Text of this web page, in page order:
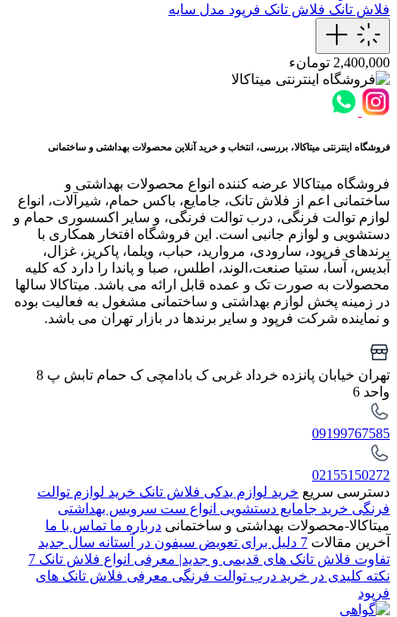
فلاش تانک فلاش تانک فرپود مدل سایه
2,400,000 تومانء
فروشگاه اینترنتی میتاکالا، بررسی، انتخاب و خرید آنلاین محصولات بهداشتی و ساختمانی
فروشگاه میتاکالا عرضه کننده انواع محصولات بهداشتی و
ساختمانی اعم از فلاش تانک، جامایع، باکس حمام، شیرآلات، انواع
لوازم توالت فرنگی، درب توالت فرنگی، و سایر اکسسوری حمام و
دستشویی و لوازم جانبی است. این فروشگاه افتخار همکاری با
برندهای فرپود، سارودی، مروارید، حباب، ویلما، پاکریز، غزال،
آبدیس، آسا، ستیا صنعت،الوند، اطلس، صبا و پاندا را دارد که کلیه
محصولات به صورت تک و عمده قابل ارائه می باشد. میتاکالا سالها
در زمینه پخش لوازم بهداشتی و ساختمانی مشغول به فعالیت بوده
و نماینده شرکت فرپود و سایر برندها در بازار تهران می باشد.
تهران خیابان پانزده خرداد غربی ک بادامچی ک حمام تابش پ 8
واحد 6
09199767585
02155150272
دسترسی سریع خرید لوازم یدکی فلاش تانک خرید لوازم توالت
فرنگی خرید جامایع دستشویی انواع ست سرویس بهداشتی
میتاکالا-محصولات بهداشتی و ساختمانی درباره ما تماس با ما
آخرین مقالات 7 دلیل برای تعویض سیفون در آستانه سال جدید
تفاوت فلاش تانک های قدیمی و جدید| معرفی انواع فلاش تانک 7
نکته کلیدی در خرید درب توالت فرنگی معرفی فلاش تانک های
فرپود